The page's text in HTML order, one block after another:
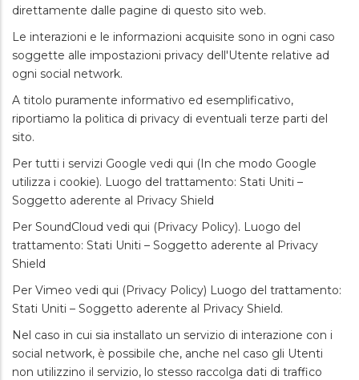
direttamente dalle pagine di questo sito web.
Le interazioni e le informazioni acquisite sono in ogni caso
soggette alle impostazioni privacy dell'Utente relative ad
ogni social network.
A titolo puramente informativo ed esemplificativo,
riportiamo la politica di privacy di eventuali terze parti del
sito.
Per tutti i servizi Google vedi qui (In che modo Google
utilizza i cookie). Luogo del trattamento: Stati Uniti –
Soggetto aderente al Privacy Shield
Per SoundCloud vedi qui (Privacy Policy). Luogo del
trattamento: Stati Uniti – Soggetto aderente al Privacy
Shield
Per Vimeo vedi qui (Privacy Policy) Luogo del trattamento:
Stati Uniti – Soggetto aderente al Privacy Shield.
Nel caso in cui sia installato un servizio di interazione con i
social network, è possibile che, anche nel caso gli Utenti
non utilizzino il servizio, lo stesso raccolga dati di traffico